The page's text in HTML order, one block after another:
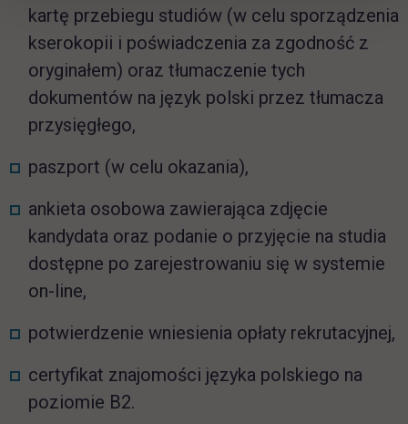
kartę przebiegu studiów (w celu sporządzenia
kserokopii i poświadczenia za zgodność z
oryginałem) oraz tłumaczenie tych
dokumentów na język polski przez tłumacza
przysięgłego,
paszport (w celu okazania),
ankieta osobowa zawierająca zdjęcie
kandydata oraz podanie o przyjęcie na studia
dostępne po zarejestrowaniu się w systemie
on-line,
potwierdzenie wniesienia opłaty rekrutacyjnej,
certyfikat znajomości języka polskiego na
poziomie B2.